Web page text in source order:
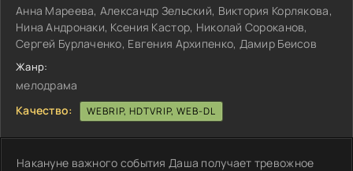
Анна Мареева, Александр Зельский, Виктория Корлякова,
Нина Андронаки, Ксения Кастор, Николай Сороканов,
Сергей Бурлаченко, Евгения Архипенко, Дамир Беисов
Жанр:
мелодрама
Качество:
WEBRIP, HDTVRIP, WEB-DL
Накануне важного события Даша получает тревожное